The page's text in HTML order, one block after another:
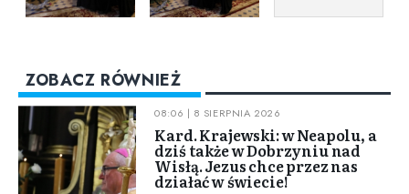
ZOBACZ RÓWNIEŻ
08:06 | 8 SIERPNIA 2026
Kard. Krajewski: w Neapolu, a
dziś także w Dobrzyniu nad
Wisłą. Jezus chce przez nas
działać w świecie!